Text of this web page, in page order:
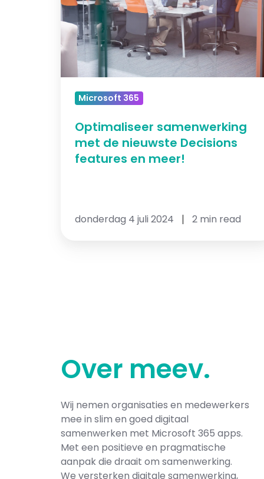
nieuwste
Decisions
features
en
meer!
Microsoft 365
Optimaliseer samenwerking
met de nieuwste Decisions
features en meer!
donderdag 4 juli 2024 2 min read
Over meev.
Wij nemen organisaties en medewerkers
mee in slim en goed digitaal
samenwerken met Microsoft 365​ apps.
Met een positieve en pragmatische
aanpak die draait om samenwerking.
We versterken digitale samenwerking,